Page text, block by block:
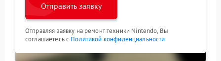
Отправить заявку
Отправляя заявку на ремонт техники Nintendo, Вы
соглашаетесь с Политикой конфиденциальности